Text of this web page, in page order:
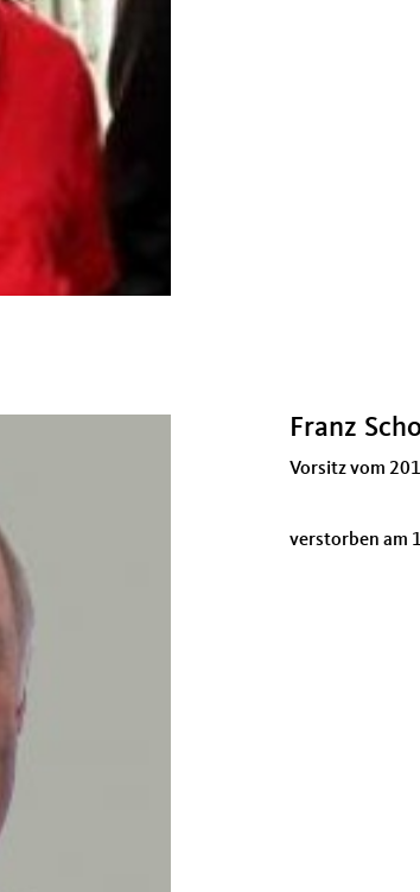
Franz
Vorsitz vom
verstorben am